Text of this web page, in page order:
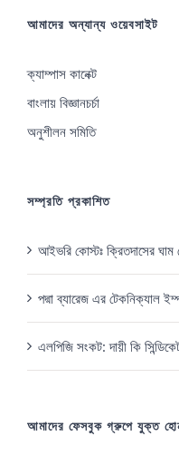
আমাদের অন্যান্য ওয়েবসাইট
ক্যাম্পাস কানেক্ট
বাংলায় বিজ্ঞানচর্চা
অনুশীলন সমিতি
সম্প্রতি প্রকাশিত
আইভরি কোস্টঃ ক্রিতদাসের
পদ্মা ব্যারেজ এর টেকনিক্যাল
এলপিজি সংকট: দায়ী কি
আমাদের ফেসবুক গ্রুপে যুক্ত